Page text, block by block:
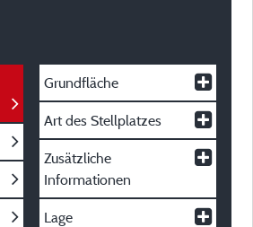
Grundfläche
Art des Stellplatzes
Zusätzliche
Informationen
Lage